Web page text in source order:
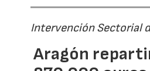
Intervención Sectorial
Aragón